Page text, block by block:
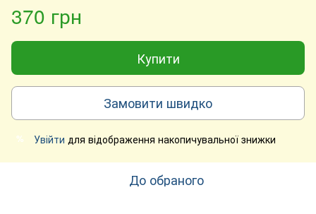
370 грн
Купити
Замовити швидко
% Увійти для відображення накопичувальної знижки
До обраного